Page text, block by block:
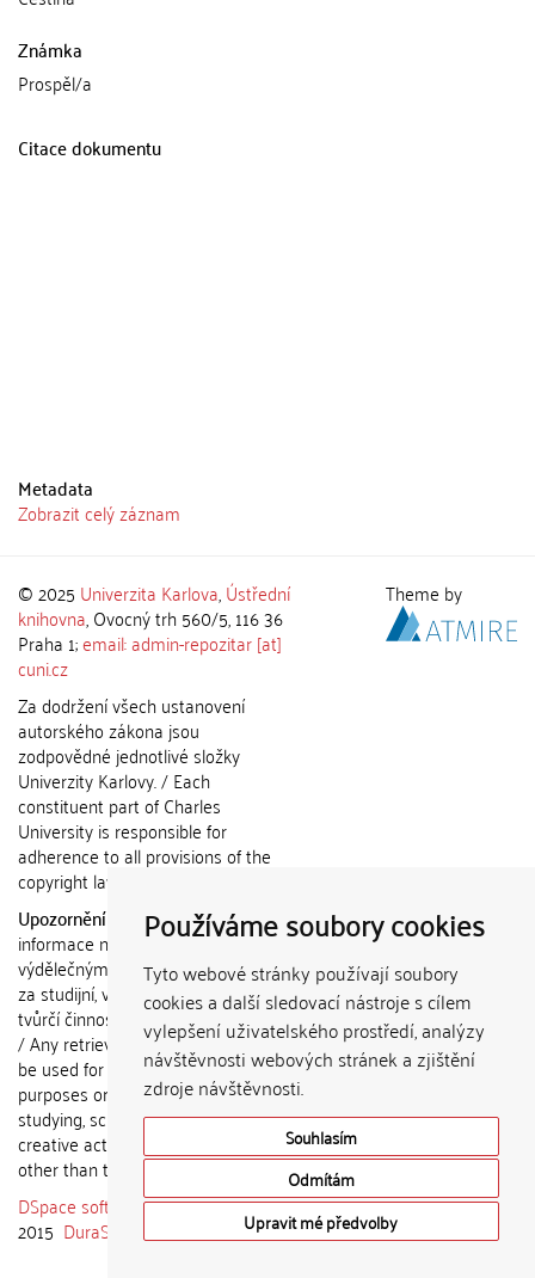
Používáme soubory cookies
Tyto webové stránky používají soubory
cookies a další sledovací nástroje s cílem
vylepšení uživatelského prostředí, analýzy
návštěvnosti webových stránek a zjištění
zdroje návštěvnosti.
Souhlasím
Odmítám
Upravit mé předvolby
Známka
Prospěl/a
Citace dokumentu
Metadata
Zobrazit celý záznam
© 2025 Univerzita Karlova,Ústřední
knihovna, Ovocný trh 560/5, 116 36
Praha 1;email: admin-repozitar [at]
cuni.cz
Za dodržení všech ustanovení
autorského zákona jsou
zodpovědné jednotlivé složky
Univerzity Karlovy. / Each
constituent part of Charles
University is responsible for
adherence to all provisions of the
copyright law.
Upozornění / Notice:Získané
informace nemohou být použity k
výdělečným účelům nebo vydávány
za studijní, vědeckou nebo jinou
tvůrčí činnost jiné osoby než autora.
/ Any retrieved information shall not
be used for any commercial
purposes or claimed as results of
studying, scientific or any other
creative activities of any person
other than the author.
DSpace softwarecopyright © 2002-
2015 DuraSpace
Theme by